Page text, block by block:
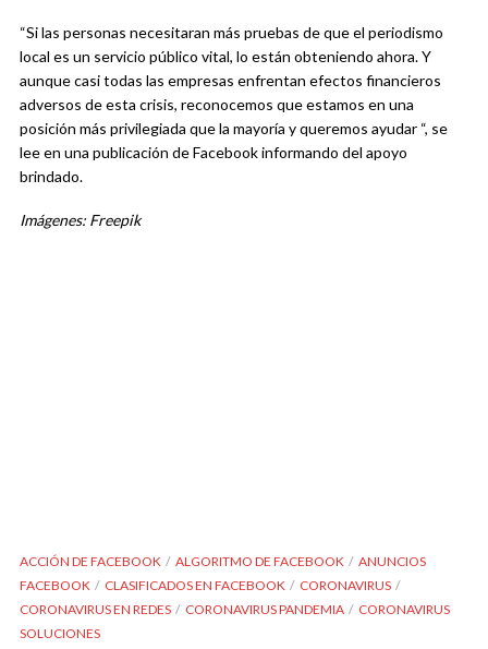
“Si las personas necesitaran más pruebas de que el periodismo
local es un servicio público vital, lo están obteniendo ahora. Y
aunque casi todas las empresas enfrentan efectos financieros
adversos de esta crisis, reconocemos que estamos en una
posición más privilegiada que la mayoría y queremos ayudar “, se
lee en una publicación de Facebook informando del apoyo
brindado.
Imágenes: Freepik
ACCIÓN DE FACEBOOK ALGORITMO DE FACEBOOK
ANUNCIOS
FACEBOOK
CLASIFICADOS EN FACEBOOK
CORONAVIRUS
CORONAVIRUS EN REDES
CORONAVIRUS PANDEMIA
CORONAVIRUS
SOLUCIONES